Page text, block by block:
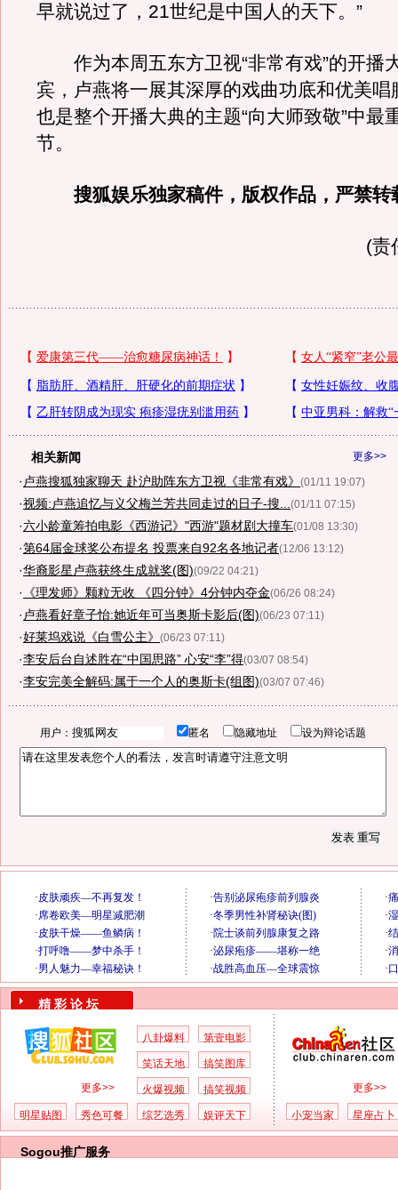
早就说过了，21世纪是中国人的天下。”
作为本周五东方卫视“非常有戏”的开播
宾，卢燕将一展其深厚的戏曲功底和优美唱
也是整个开播大典的主题“向大师致敬”中最
节。
搜狐娱乐独家稿件，版权作品，严禁转
(责
更多>>
相关新闻
· 卢燕搜狐独家聊天 赴沪助阵东方卫视《非常有戏》 (01/11 19:07)
·视频:卢燕追忆与义父梅兰芳共同走过的日子-搜... (01/11 07:15)
·六小龄童筹拍电影《西游记》"西游"题材剧大撞车(01/08 13:30)
·第64届金球奖公布提名 投票来自92名各地记者(12/06 13:12)
·华裔影星卢燕获终生成就奖(图)(09/22 04:21)
· 《理发师》颗粒无收 《四分钟》4分钟内夺金(06/26 08:24)
· 卢燕看好章子怡:她近年可当奥斯卡影后(图)(06/23 07:11)
·好莱坞戏说《白雪公主》 (06/23 07:11)
·李安后台自述胜在“中国思路” 心安“李”得(03/07 08:54)
·李安完美全解码:属于一个人的奥斯卡(组图)(03/07 07:46)
用户： 匿名 隐藏地址 设为辩论话题
精 彩 论 坛
更多>>
八卦爆料 第壹电影
笑话天地 搞笑图库
火爆视频 搞笑视频
明星贴图 秀色可餐 综艺选秀 娱评天下
更多>>
小宠当家 星座占卜
Sogou推广服务